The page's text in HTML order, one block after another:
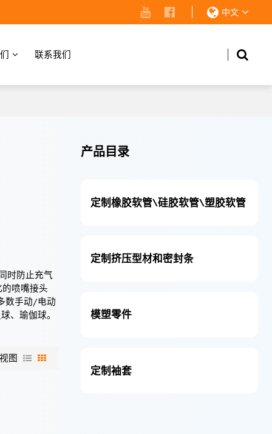
中文
联系我们
时防止充气
喷嘴接头
数手动/电动
、瑜伽球。
图
产品目录
定制橡胶软管\硅胶软管\塑胶软管
定制挤压型材和密封条
模塑零件
定制袖套